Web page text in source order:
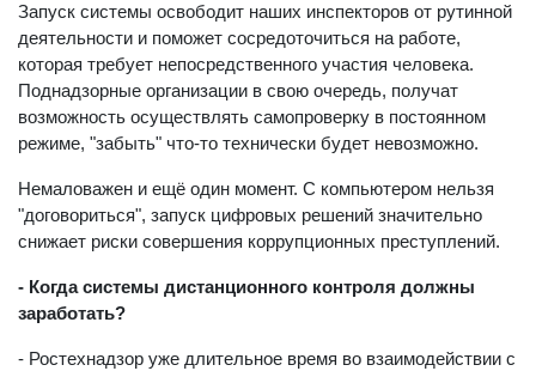
Запуск системы освободит наших инспекторов от рутинной
деятельности и поможет сосредоточиться на работе,
которая требует непосредственного участия человека.
Поднадзорные организации в свою очередь, получат
возможность осуществлять самопроверку в постоянном
режиме, "забыть" что-то технически будет невозможно.
Немаловажен и ещё один момент. С компьютером нельзя
"договориться", запуск цифровых решений значительно
снижает риски совершения коррупционных преступлений.
- Когда системы дистанционного контроля должны
заработать?
- Ростехнадзор уже длительное время во взаимодействии с